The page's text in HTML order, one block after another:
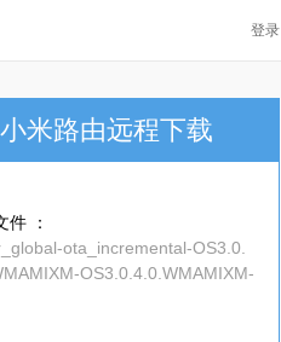
登录
小米路由远程下载
件 ：
ota_incremental-OS3.0.
OS3.0.4.0.WMAMIXM-